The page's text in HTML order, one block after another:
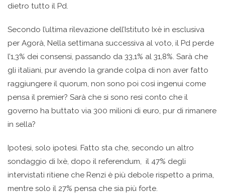
dietro tutto il Pd.
Secondo l’ultima rilevazione dell’Istituto Ixè in esclusiva
per Agorà, Nella settimana successiva al voto, il Pd perde
l’1,3% dei consensi, passando da 33,1% al 31,8%. Sarà che
gli italiani, pur avendo la grande colpa di non aver fatto
raggiungere il quorum, non sono poi così ingenui come
pensa il premier? Sarà che si sono resi conto che il
governo ha buttato via 300 milioni di euro, pur di rimanere
in sella?
Ipotesi, solo ipotesi. Fatto sta che, secondo un altro
sondaggio di Ixè, dopo il referendum, il 47% degli
intervistati ritiene che Renzi è più debole rispetto a prima,
mentre solo il 27% pensa che sia più forte.